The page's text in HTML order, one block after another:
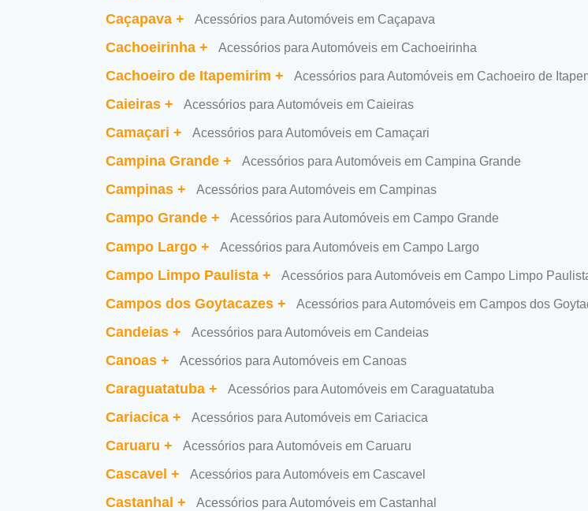
Caçapava + Acessórios para Automóveis em Caçapava
Cachoeirinha + Acessórios para Automóveis em Cachoeirinha
Cachoeiro de Itapemirim + Acessórios para Automóveis em Cachoeiro de
Caieiras + Acessórios para Automóveis em Caieiras
Camaçari + Acessórios para Automóveis em Camaçari
Campina Grande + Acessórios para Automóveis em Campina Grande
Campinas + Acessórios para Automóveis em Campinas
Campo Grande + Acessórios para Automóveis em Campo Grande
Campo Largo + Acessórios para Automóveis em Campo Largo
Campo Limpo Paulista + Acessórios para Automóveis em Campo Limpo
Campos dos Goytacazes + Acessórios para Automóveis em Campos dos
Candeias + Acessórios para Automóveis em Candeias
Canoas + Acessórios para Automóveis em Canoas
Caraguatatuba + Acessórios para Automóveis em Caraguatatuba
Cariacica + Acessórios para Automóveis em Cariacica
Caruaru + Acessórios para Automóveis em Caruaru
Cascavel + Acessórios para Automóveis em Cascavel
Castanhal + Acessórios para Automóveis em Castanhal